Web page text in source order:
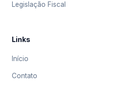
Legislação Fiscal
Links
Início
Contato